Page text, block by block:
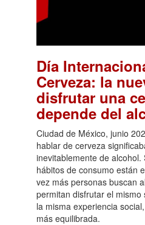
Día
Cerveza: la
disfrutar una
depende del
Ciudad de México, junio
hablar de cerveza
inevitablemente de alcohol.
hábitos de consumo están
vez más personas buscan
permitan disfrutar el mismo
la misma experiencia
más equilibrada.